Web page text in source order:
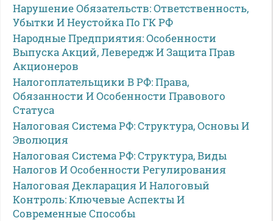
Нарушение Обязательств: Ответственность,
Убытки И Неустойка По ГК РФ
Народные Предприятия: Особенности
Выпуска Акций, Левередж И Защита Прав
Акционеров
Налогоплательщики В РФ: Права,
Обязанности И Особенности Правового
Статуса
Налоговая Система РФ: Структура, Основы И
Эволюция
Налоговая Система РФ: Структура, Виды
Налогов И Особенности Регулирования
Налоговая Декларация И Налоговый
Контроль: Ключевые Аспекты И
Современные Способы